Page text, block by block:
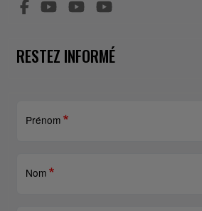
RESTEZ INFORMÉ
Prénom
Nom